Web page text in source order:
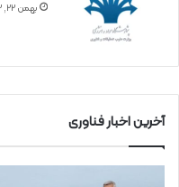
بهمن ۲۲, ۱۴۰۳
آخرین اخبار فناوری